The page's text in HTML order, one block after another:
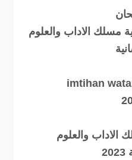
العربية مسلك الاداب والعلوم
imtihan
الاداب والعلوم